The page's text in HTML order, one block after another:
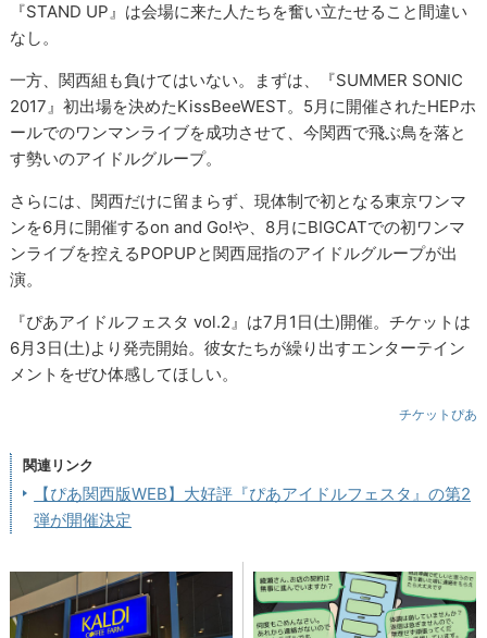
『STAND UP』は会場に来た人たちを奮い立たせること間違い
なし。
一方、関西組も負けてはいない。まずは、『SUMMER SONIC
2017』初出場を決めたKissBeeWEST。5月に開催されたHEPホ
ールでのワンマンライブを成功させて、今関西で飛ぶ鳥を落と
す勢いのアイドルグループ。
さらには、関西だけに留まらず、現体制で初となる東京ワンマ
ンを6月に開催するon and Go!や、8月にBIGCATでの初ワンマ
ンライブを控えるPOPUPと関西屈指のアイドルグループが出
演。
『ぴあアイドルフェスタ vol.2』は7月1日(土)開催。チケットは
6月3日(土)より発売開始。彼女たちが繰り出すエンターテイン
メントをぜひ体感してほしい。
チケットぴあ
関連リンク
【ぴあ関西版WEB】大好評『ぴあアイドルフェスタ』の第2
弾が開催決定